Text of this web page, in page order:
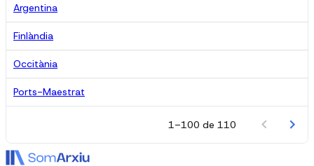
Argentina
Finlàndia
Occitània
Ports-Maestrat
1–100 de 110